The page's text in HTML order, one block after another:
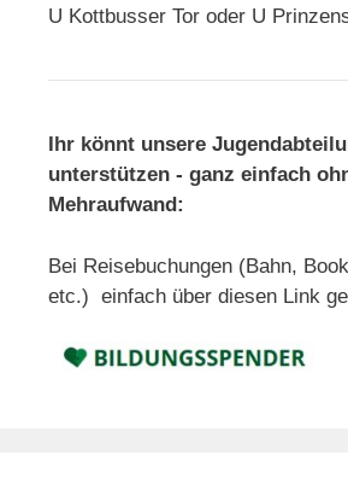
U Kottbusser Tor oder U
Ihr könnt unsere
unterstützen - ganz einfach
Mehraufwand:
Bei Reisebuchungen (Bahn,
etc.) einfach über diesen Link